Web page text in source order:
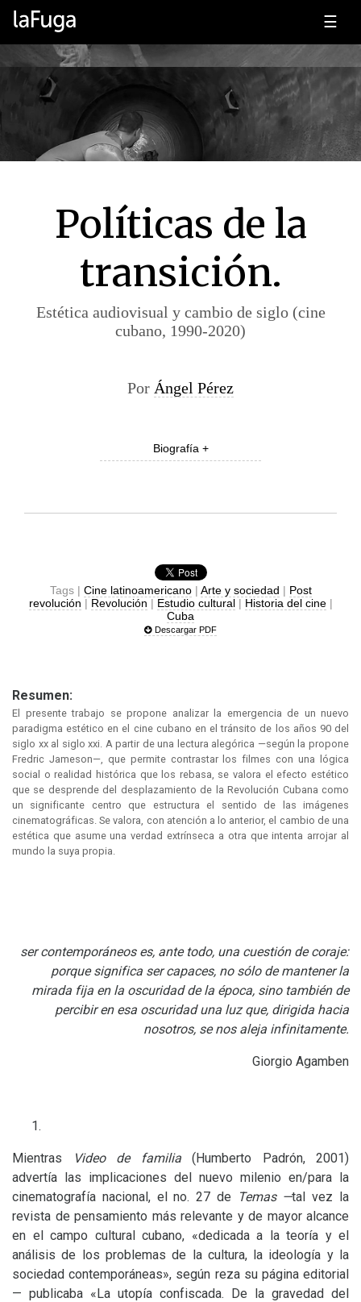
☰
Políticas de la
transición.
Estética audiovisual y cambio de siglo (cine
cubano, 1990-2020)
Por Ángel Pérez
Biografía +
Tags | Cine latinoamericano| Arte y sociedad | Post
revolución | Revolución | Estudio cultural| Historia del cine|
Cuba
Descargar PDF
Resumen:
El presente trabajo se propone analizar la emergencia de un nuevo
paradigma estético en el cine cubano en el tránsito de los años 90 del
siglo xx al siglo xxi. A partir de una lectura alegórica —según la propone
Fredric Jameson—, que permite contrastar los filmes con una lógica
social o realidad histórica que los rebasa, se valora el efecto estético
que se desprende del desplazamiento de la Revolución Cubana como
un significante centro que estructura el sentido de las imágenes
cinematográficas. Se valora, con atención a lo anterior, el cambio de una
estética que asume una verdad extrínseca a otra que intenta arrojar al
mundo la suya propia.
ser contemporáneos es, ante todo, una cuestión de coraje:
porque significa ser capaces, no sólo de mantener la
mirada fija en la oscuridad de la época, sino también de
percibir en esa oscuridad una luz que, dirigida hacia
nosotros, se nos aleja infinitamente.
Giorgio Agamben
Mientras Video de familia(Humberto Padrón, 2001)
advertía las implicaciones del nuevo milenio en/para la
cinematografía nacional, el no. 27 de
Temas —tal vez la
revista de pensamiento más relevante y de mayor alcance
en el campo cultural cubano, «dedicada a la teoría y el
análisis de los problemas de la cultura, la ideología y la
sociedad contemporáneas», según reza su página editorial
— publicaba «La utopía confiscada. De la gravedad del